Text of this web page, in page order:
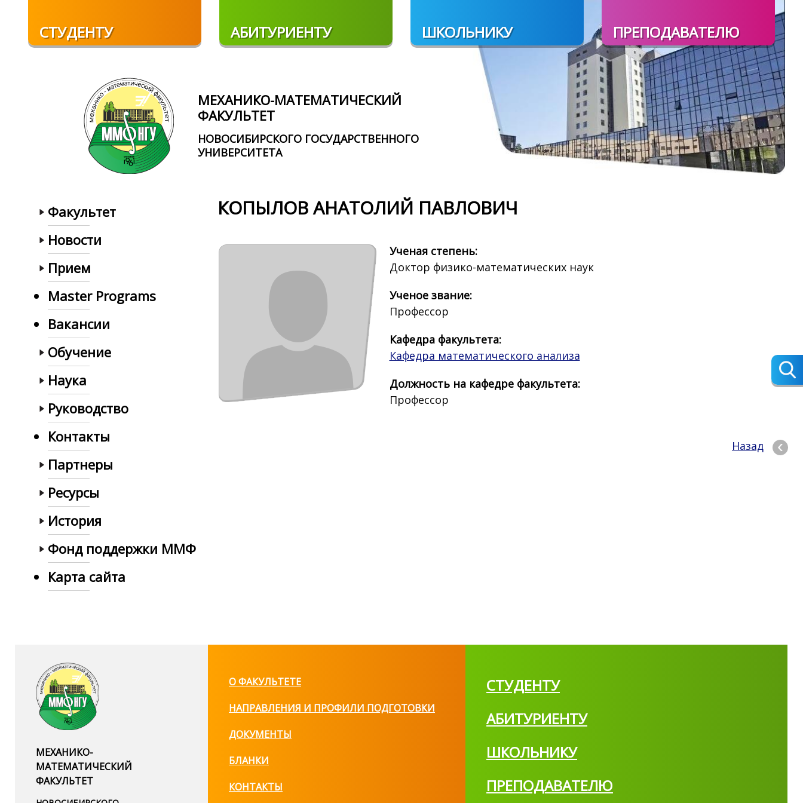
СТУДЕНТУ АБИТУРИЕНТУ ШКОЛЬНИКУ ПРЕПОДАВАТЕЛЮ
МЕХАНИКО-МАТЕМАТИЧЕСКИЙ
ФАКУЛЬТЕТ
НОВОСИБИРСКОГО ГОСУДАРСТВЕННОГО
УНИВЕРСИТЕТА
Факультет
Новости
Прием
Master Programs
Вакансии
Обучение
Наука
Руководство
Контакты
Партнеры
Ресурсы
История
Фонд поддержки ММФ
Карта сайта
КОПЫЛОВ АНАТОЛИЙ ПАВЛОВИЧ
Ученая степень:
Доктор физико-математических наук
Ученое звание:
Профессор
Кафедра факультета:
Кафедра математического анализа
Должность на кафедре факультета:
Профессор
Назад
МЕХАНИКО-
МАТЕМАТИЧЕСКИЙ
ФАКУЛЬТЕТ
О ФАКУЛЬТЕТЕ
НАПРАВЛЕНИЯ И ПРОФИЛИ ПОДГОТОВКИ
ДОКУМЕНТЫ
БЛАНКИ
КОНТАКТЫ
СТУДЕНТУ
АБИТУРИЕНТУ
ШКОЛЬНИКУ
ПРЕПОДАВАТЕЛЮ